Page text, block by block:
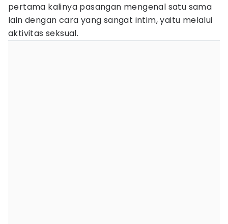
pertama kalinya pasangan mengenal satu sama
lain dengan cara yang sangat intim, yaitu melalui
aktivitas seksual.